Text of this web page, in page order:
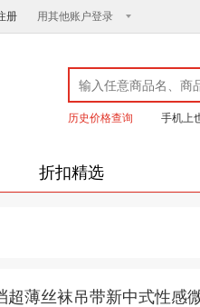
册 用其他账户登录
历史价格查询 手机上
折扣精选
超薄丝袜吊带新中式性感